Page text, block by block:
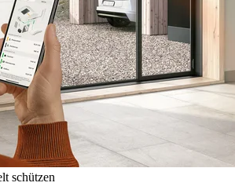
schützen